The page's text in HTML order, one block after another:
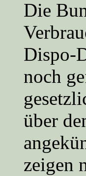
Die
Dispo-
noch
über
zeigen